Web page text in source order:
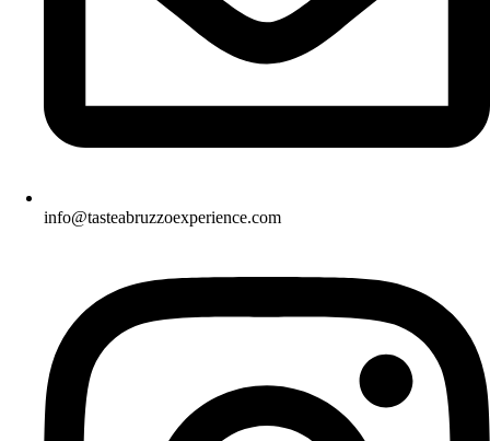
info@tasteabruzzoexperience.com